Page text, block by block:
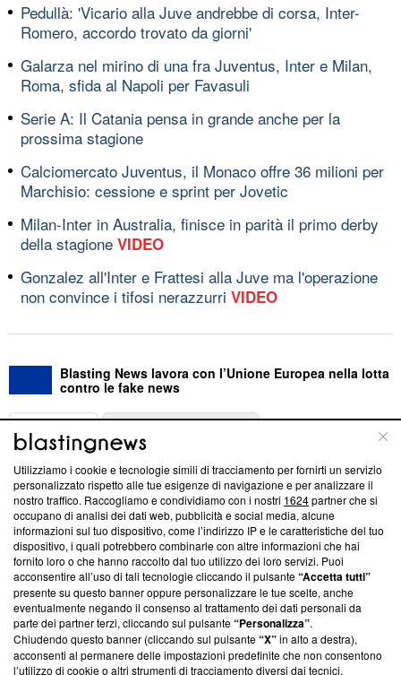
Pedullà: 'Vicario alla Juve andrebbe di corsa, Inter-
Romero, accordo trovato da giorni'
Galarza nel mirino di una fra Juventus, Inter e Milan,
Roma, sfida al Napoli per Favasuli
Serie A: Il Catania pensa in grande anche per la
prossima stagione
Calciomercato Juventus, il Monaco offre 36 milioni per
Marchisio: cessione e sprint per Jovetic
Milan-Inter in Australia, finisce in parità il primo derby
della stagione VIDEO
Gonzalez all'Inter e Frattesi alla Juve ma l'operazione
non convince i tifosi nerazzurri VIDEO
Blasting News lavora con l’Unione Europea nella lotta
contro le fake news
ABOUT
Questa sezione offre informazioni trasparenti su Blasting
News, sui nostri processi editoriali e su come ci impegniamo a
creare news di qualità. Inoltre, afferma la nostra aderenza a
‘Trust Project - News with Integrity’Blasting News non è
ancora membro del programma, ma ha richiesto di farne
parte; Trust Project non ha ancora effettuato una verifica di
conformità agli standard.
Su di noi
Team editoriale
Utilizziamo i cookie e tecnologie simili di tracciamento per fornirti un servizio
personalizzato rispetto alle tue esigenze di navigazione e per analizzare il
nostro traffico. Raccogliamo e condividiamo con i nostri 1624partner che si
occupano di analisi dei dati web, pubblicità e social media, alcune
informazioni sul tuo dispositivo, come l’indirizzo IP e le caratteristiche del tuo
dispositivo, i quali potrebbero combinarle con altre informazioni che hai
fornito loro o che hanno raccolto dal tuo utilizzo dei loro servizi. Puoi
acconsentire all’uso di tali tecnologie cliccando il pulsante“Accetta tutti”
presente su questo banner oppure personalizzare le tue scelte, anche
eventualmente negando il consenso al trattamento dei dati personali da
parte dei partner terzi, cliccando sul pulsante“Personalizza”.
Chiudendo questo banner (cliccando sul pulsante“X”in alto a destra),
acconsenti al permanere delle impostazioni predefinite che non consentono
l’utilizzo di cookie o altri strumenti di tracciamento diversi dai tecnici.